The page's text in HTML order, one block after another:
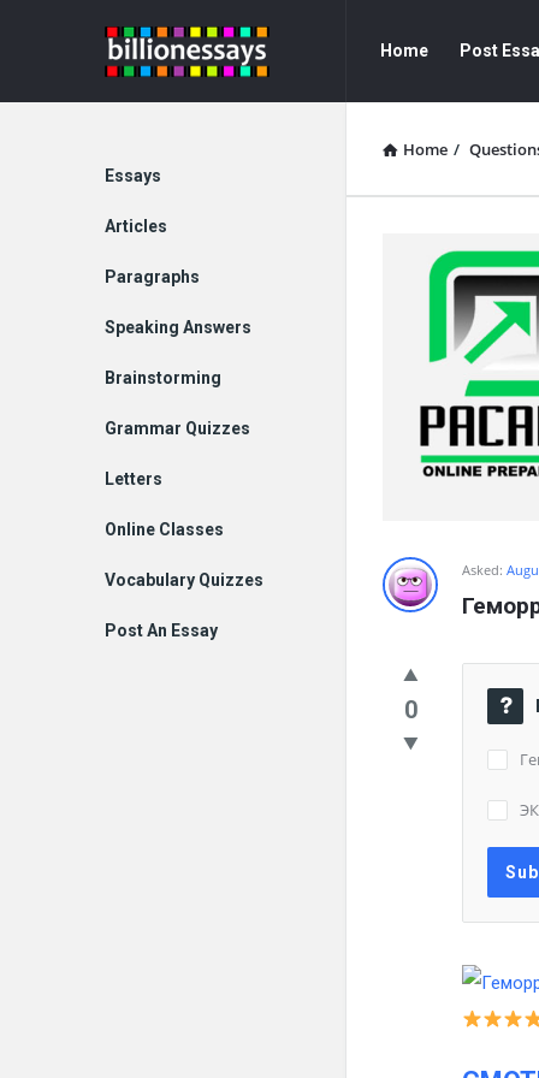
Billion
Essays
Essays
Navigation
Home Post
Home /
Asked:
0
Explore
Essays
Articles
Paragraphs
Speaking Answers
Brainstorming
Grammar Quizzes
Letters
Online Classes
Vocabulary Quizzes
Post An Essay